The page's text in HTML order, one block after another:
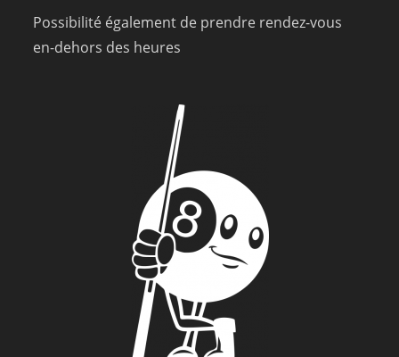
Possibilité également de prendre rendez-vous
en-dehors des heures